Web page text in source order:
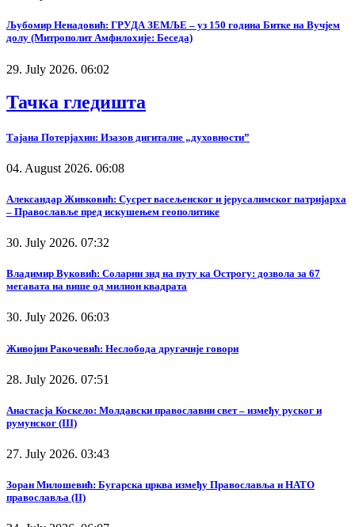
Љубомир Ненадовић: ГРУДА ЗЕМЉЕ – уз 150 година Битке на Вучјем
долу (Митрополит Амфилохије: Беседа)
29. July 2026. 06:02
Тачка гледишта
Тајана Потерјахин: Изазов дигиталне „духовности”
04. August 2026. 06:08
Александар Живковић: Сусрет васељенског и јерусалимског патријарха
– Православље пред искушењем геополитике
30. July 2026. 07:32
Владимир Вуковић: Соларни зид на путу ка Острогу: дозвола за 67
мегавата на више од милион квадрата
30. July 2026. 06:03
Живојин Ракочевић: Неслобода другачије говори
28. July 2026. 07:51
Анастасја Коскело: Молдавски православни свет – између руског и
румунског (III)
27. July 2026. 03:43
Зоран Милошевић: Бугарска црква између Православља и НАТО
православља (II)